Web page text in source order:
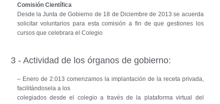
Comisión Científica
Desde la Junta de Gobierno de 18 de Diciembre de 2013 se acuerda
solicitar voluntarios para esta comisión a fin de que gestiones los
cursos que celebrara el Colegio
3 - Actividad de los órganos de gobierno:
– Enero de 2.013 comenzamos la implantación de la receta privada,
facilitándosela a los
colegiados desde el colegio a través de la plataforma virtual del